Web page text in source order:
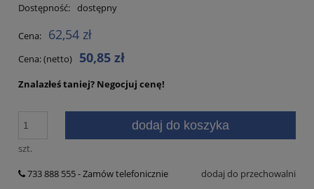
Dostępność: dostępny
Cena: 62,54 zł
Cena: (netto) 50,85 zł
Znalazłeś taniej? Negocjuj cenę!
szt.
dodaj do koszyka
733 888 555 - Zamów telefonicznie dodaj do przechowalni